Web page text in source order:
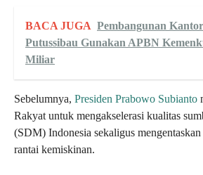
BACA JUGA Pembangunan
Putussibau Gunakan APBN
Miliar
Sebelumnya, Presiden Prabowo Subianto
Rakyat untuk mengakselerasi kualitas
(SDM) Indonesia sekaligus mengentaskan
rantai kemiskinan.